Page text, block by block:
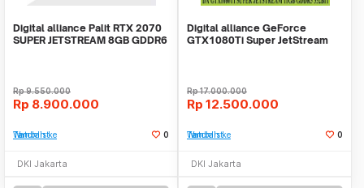
Digital alliance Palit RTX 2070
SUPER JETSTREAM 8GB GDDR6
Rp9.550.000
Rp 8.900.000
Tambah ke Watchlist 0
DKI Jakarta
Digital alliance GeForce
GTX1080Ti Super JetStream
Rp17.000.000
Rp 12.500.000
Tambah ke Watchlist 0
DKI Jakarta